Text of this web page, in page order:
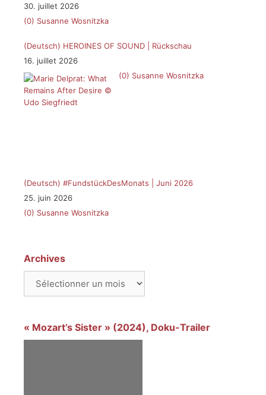
30. juillet 2026
(0) Susanne Wosnitzka
(Deutsch) HEROINES OF SOUND | Rückschau
16. juillet 2026
(0) Susanne Wosnitzka
(Deutsch) #FundstückDesMonats | Juni 2026
25. juin 2026
(0) Susanne Wosnitzka
Archives
« Mozart’s Sister » (2024), Doku-Trailer